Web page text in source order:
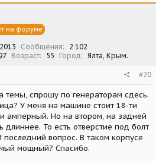
на форуме
Сообщения
2 102
Возраст 55 Город Ялта, Крым.
#20
спрошу по генераторам сдесь.
У меня на машине стоит 18-ти
амперный. Но на втором, на задней
длиннее. То есть отверстие под болт
последний вопрос. В таком корпусе
мощный? Спасибо.